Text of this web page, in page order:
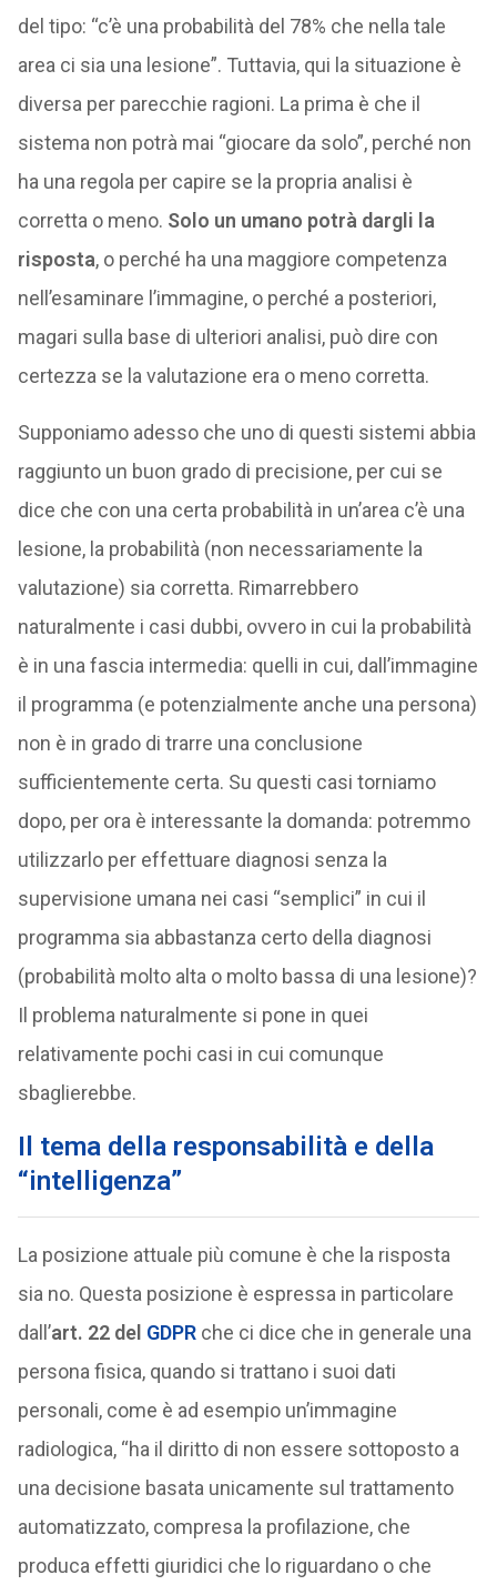
del tipo: “c’è una probabilità del 78% che nella tale
area ci sia una lesione”. Tuttavia, qui la situazione è
diversa per parecchie ragioni. La prima è che il
sistema non potrà mai “giocare da solo”, perché non
ha una regola per capire se la propria analisi è
corretta o meno. Solo un umano potrà dargli la
risposta, o perché ha una maggiore competenza
nell’esaminare l’immagine, o perché a posteriori,
magari sulla base di ulteriori analisi, può dire con
certezza se la valutazione era o meno corretta.
Supponiamo adesso che uno di questi sistemi abbia
raggiunto un buon grado di precisione, per cui se
dice che con una certa probabilità in un’area c’è una
lesione, la probabilità (non necessariamente la
valutazione) sia corretta. Rimarrebbero
naturalmente i casi dubbi, ovvero in cui la probabilità
è in una fascia intermedia: quelli in cui, dall’immagine
il programma (e potenzialmente anche una persona)
non è in grado di trarre una conclusione
sufficientemente certa. Su questi casi torniamo
dopo, per ora è interessante la domanda: potremmo
utilizzarlo per effettuare diagnosi senza la
supervisione umana nei casi “semplici” in cui il
programma sia abbastanza certo della diagnosi
(probabilità molto alta o molto bassa di una lesione)?
Il problema naturalmente si pone in quei
relativamente pochi casi in cui comunque
sbaglierebbe.
Il tema della responsabilità e della
“intelligenza”
La posizione attuale più comune è che la risposta
sia no. Questa posizione è espressa in particolare
dall’art. 22 del GDPRche ci dice che in generale una
persona fisica, quando si trattano i suoi dati
personali, come è ad esempio un’immagine
radiologica, “ha il diritto di non essere sottoposto a
una decisione basata unicamente sul trattamento
automatizzato, compresa la profilazione, che
produca effetti giuridici che lo riguardano o che